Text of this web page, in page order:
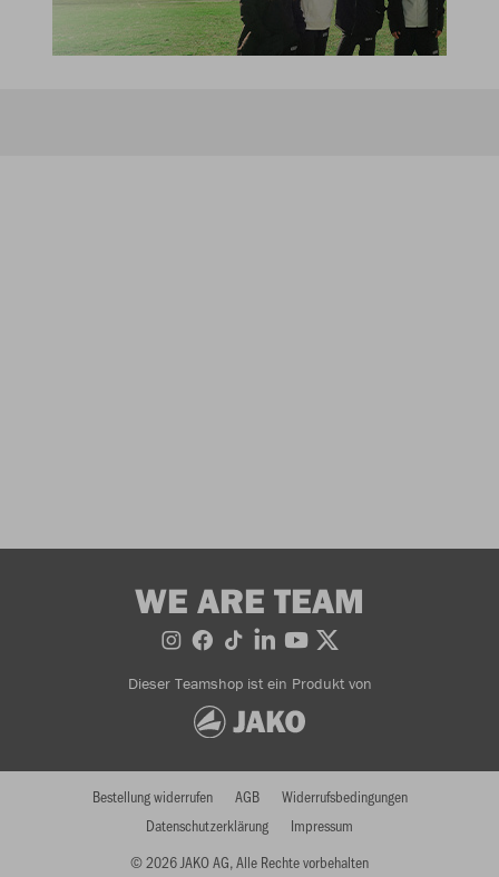
WE ARE TEAM
Dieser Teamshop ist ein Produkt von
© 2026 JAKO AG, Alle Rechte vorbehalten
Bestellung widerrufen AGB
Widerrufsbedingungen
Datenschutzerklärung
Impressum